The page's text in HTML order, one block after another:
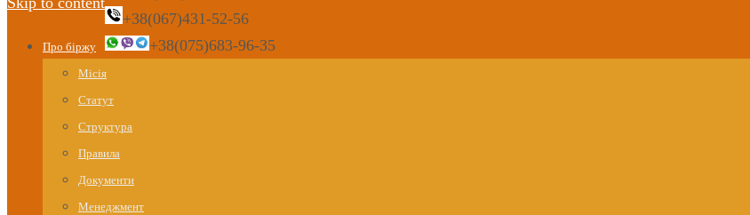
+38(067)431-52-56
+38(075)683-96-35
Про біржу
Місія
Статут
Структура
Правила
Документи
Менеджмент